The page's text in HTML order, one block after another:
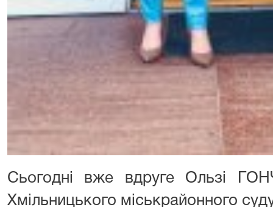
Сьогодні вже вдруге Ользі
Хмільницького міськрайонного